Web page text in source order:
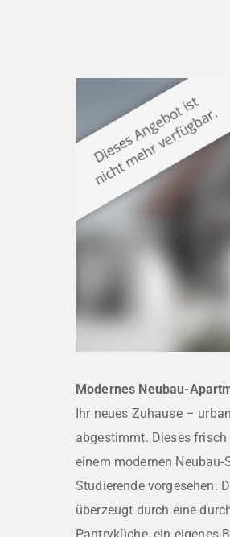
Modernes Neubau-
Ihr neues Zuhause –
abgestimmt. Dieses
einem modernen
Studierende vorgesehen.
überzeugt durch eine